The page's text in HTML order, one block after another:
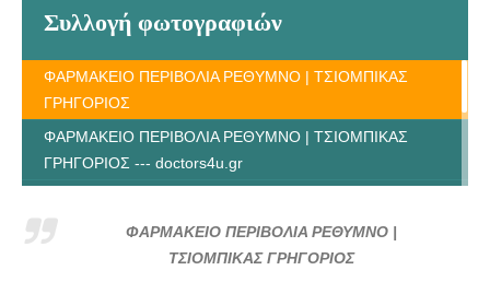
Συλλογή φωτογραφιών
ΦΑΡΜΑΚΕΙΟ ΠΕΡΙΒΟΛΙΑ ΡΕΘΥΜΝΟ | ΤΣΙΟΜΠΙΚΑΣ
ΓΡΗΓΟΡΙΟΣ
ΦΑΡΜΑΚΕΙΟ ΠΕΡΙΒΟΛΙΑ ΡΕΘΥΜΝΟ | ΤΣΙΟΜΠΙΚΑΣ
ΓΡΗΓΟΡΙΟΣ --- doctors4u.gr
ΓΡΗΓΟΡΙΟΣ --- doctors4u.gr
ΦΑΡΜΑΚΕΙΟ ΠΕΡΙΒΟΛΙΑ ΡΕΘΥΜΝΟ | ΤΣΙΟΜΠΙΚΑΣ
ΦΑΡΜΑΚΕΙΟ ΠΕΡΙΒΟΛΙΑ ΡΕΘΥΜΝΟ |
ΤΣΙΟΜΠΙΚΑΣ ΓΡΗΓΟΡΙΟΣ